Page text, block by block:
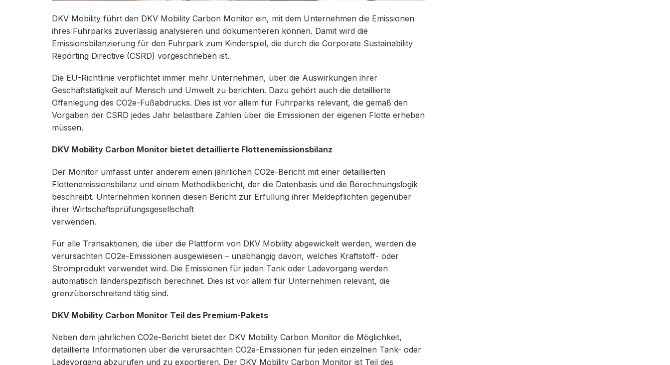
DKV Mobility führt den DKV Mobility Carbon Monitor ein, mit dem Unternehmen die Emissionen
ihres Fuhrparks zuverlässig analysieren und dokumentieren können. Damit wird die
Emissionsbilanzierung für den Fuhrpark zum Kinderspiel, die durch die Corporate Sustainability
Reporting Directive (CSRD) vorgeschrieben ist.
Die EU-Richtlinie verpflichtet immer mehr Unternehmen, über die Auswirkungen ihrer
Geschäftstätigkeit auf Mensch und Umwelt zu berichten. Dazu gehört auch die detaillierte
Offenlegung des CO2e-Fußabdrucks. Dies ist vor allem für Fuhrparks relevant, die gemäß den
Vorgaben der CSRD jedes Jahr belastbare Zahlen über die Emissionen der eigenen Flotte erheben
müssen.
DKV Mobility Carbon Monitor bietet detaillierte Flottenemissionsbilanz
Der Monitor umfasst unter anderem einen jährlichen CO2e-Bericht mit einer detaillierten
Flottenemissionsbilanz und einem Methodikbericht, der die Datenbasis und die Berechnungslogik
beschreibt. Unternehmen können diesen Bericht zur Erfüllung ihrer Meldepflichten gegenüber
ihrer Wirtschaftsprüfungsgesellschaft
verwenden.
Für alle Transaktionen, die über die Plattform von DKV Mobility abgewickelt werden, werden die
verursachten CO2e-Emissionen ausgewiesen – unabhängig davon, welches Kraftstoff- oder
Stromprodukt verwendet wird. Die Emissionen für jeden Tank oder Ladevorgang werden
automatisch länderspezifisch berechnet. Dies ist vor allem für Unternehmen relevant, die
grenzüberschreitend tätig sind.
DKV Mobility Carbon Monitor Teil des Premium-Pakets
Neben dem jährlichen CO2e-Bericht bietet der DKV Mobility Carbon Monitor die Möglichkeit,
detaillierte Informationen über die verursachten CO2e-Emissionen für jeden einzelnen Tank- oder
Ladevorgang abzurufen und zu exportieren. Der DKV Mobility Carbon Monitor ist Teil des